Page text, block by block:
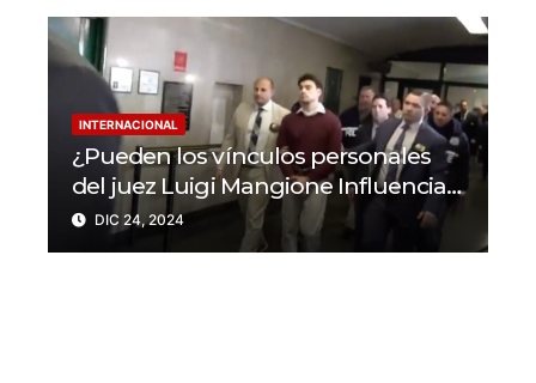
INTERNACIONAL
¿Pueden los vínculos personales
del juez Luigi Mangione Influenciar
el caso del CEO de
UnitedHealthcare?
DIC 24, 2024